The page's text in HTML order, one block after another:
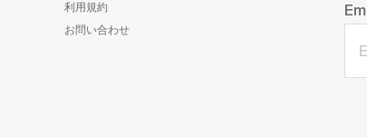
利用規約
お問い合わせ